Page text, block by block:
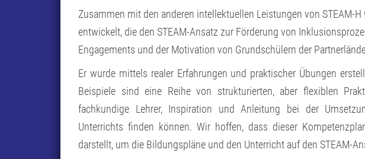
Zusammen mit den anderen intellektuellen Leistungen von STEAM-
entwickelt, die den STEAM-Ansatz zur Förderung von
Engagements und der Motivation von Grundschülern der
Er wurde mittels realer Erfahrungen und praktischer Übungen
Beispiele sind eine Reihe von strukturierten, aber flexiblen
fachkundige Lehrer, Inspiration und Anleitung bei der
Unterrichts finden können. Wir hoffen, dass dieser
darstellt, um die Bildungspläne und den Unterricht auf den STEAM-